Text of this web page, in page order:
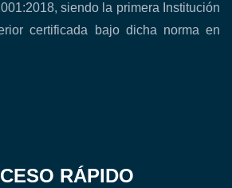
siendo la primera Institución
certificada bajo dicha norma en
RÁPIDO